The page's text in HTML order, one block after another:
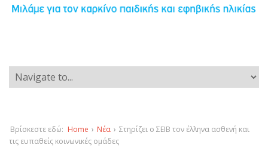
Βρίσκεστε εδώ: Home › Νέα › Στηρίζει ο ΣΕΙΒ τον έλληνα ασθενή και
τις ευπαθείς κοινωνικές ομάδες